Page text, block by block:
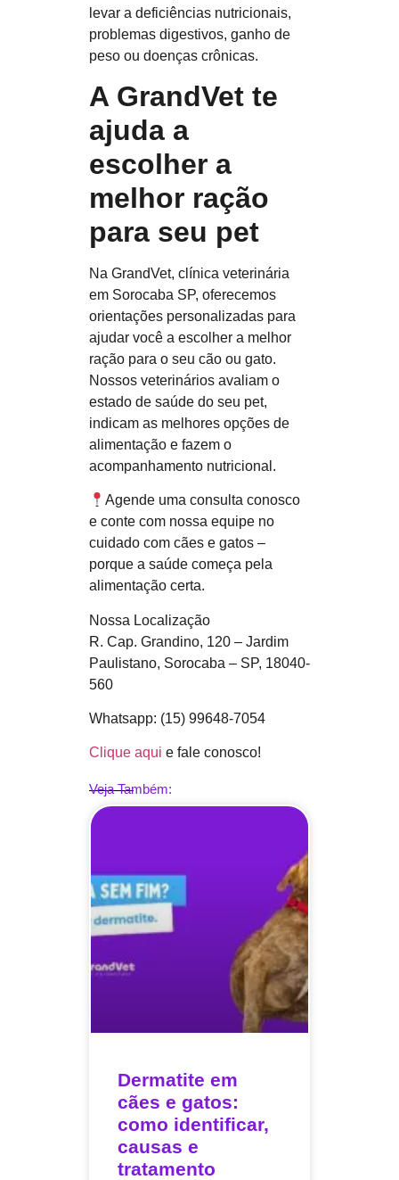
levar a deficiências nutricionais,
problemas digestivos, ganho de
peso ou doenças crônicas.
A GrandVet te
ajuda a
escolher a
melhor ração
para seu pet
Na GrandVet, clínica veterinária
em Sorocaba SP, oferecemos
orientações personalizadas para
ajudar você a escolher a melhor
ração para o seu cão ou gato.
Nossos veterinários avaliam o
estado de saúde do seu pet,
indicam as melhores opções de
alimentação e fazem o
acompanhamento nutricional.
Agende uma consulta conosco
e conte com nossa equipe no
cuidado com cães e gatos –
porque a saúde começa pela
alimentação certa.
Nossa Localização
R. Cap. Grandino, 120 – Jardim
Paulistano, Sorocaba – SP, 18040-
560
Whatsapp: (15) 99648-7054
Clique aqui e fale conosco!
Veja Também:
Dermatite em
cães e gatos:
como identificar,
causas e
tratamento